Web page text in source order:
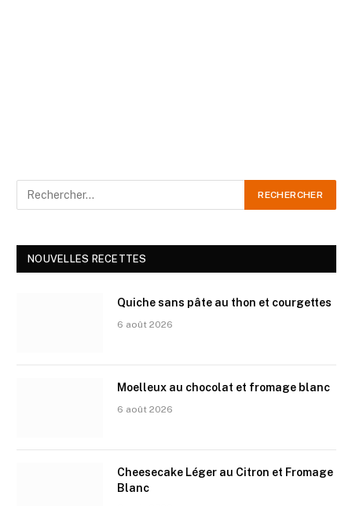
NOUVELLES RECETTES
Quiche sans pâte au thon et courgettes
6 août 2026
Moelleux au chocolat et fromage blanc
6 août 2026
Cheesecake Léger au Citron et Fromage
Blanc